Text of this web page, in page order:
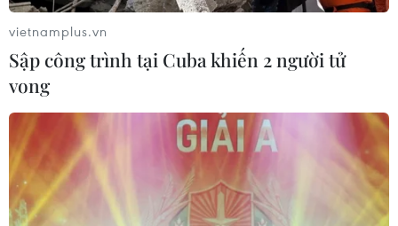
vietnamplus.vn
Sập công trình tại Cuba khiến 2 người tử
vong